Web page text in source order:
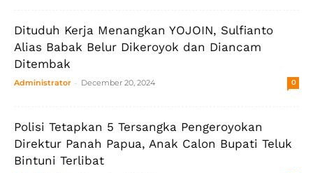
Dituduh Kerja Menangkan YOJOIN, Sulfianto
Alias Babak Belur Dikeroyok dan Diancam
Ditembak
Administrator - December 20, 2024 0
Polisi Tetapkan 5 Tersangka Pengeroyokan
Direktur Panah Papua, Anak Calon Bupati Teluk
Bintuni Terlibat